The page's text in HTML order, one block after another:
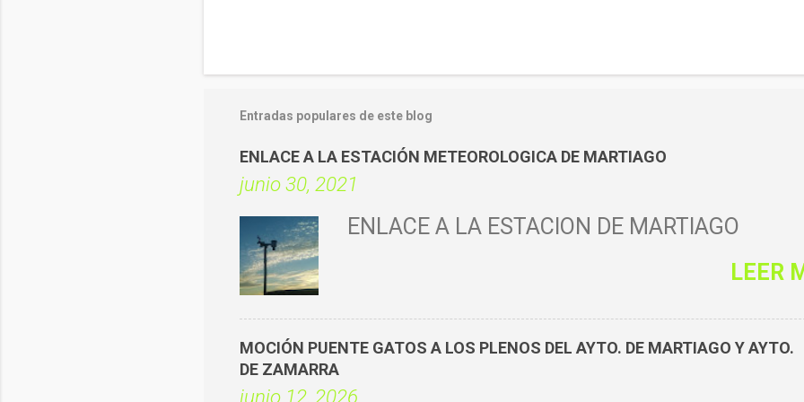
Entradas populares de este blog
ENLACE A LA ESTACIÓN METEOROLOGICA DE MARTIAGO
junio 30, 2021
ENLACE A LA ESTACIÓN DE MARTIAGO
LEER
MOCIÓN PUENTE GATOS A LOS PLENOS DEL AYTO. DE MARTIAGO Y AYTO.
DE ZAMARRA
junio 12, 2026